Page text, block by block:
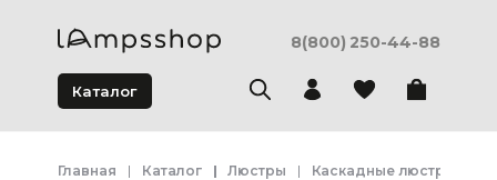
8(800) 250-44-88
Каталог
Главная Каталог Люстры Каскадные люстры